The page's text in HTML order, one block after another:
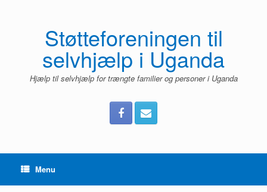
Støtteforeningen til
selvhjælp i Uganda
Hjælp til selvhjælp for trængte familier og personer i Uganda
Menu